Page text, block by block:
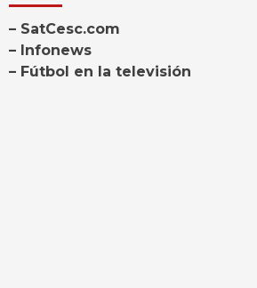
– SatCesc.com
– Infonews
– Fútbol en la televisión